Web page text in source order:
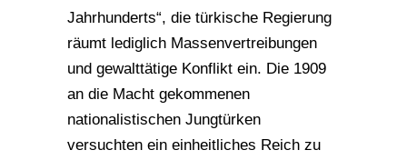
Jahrhunderts“, die türkische Regierung
räumt lediglich Massenvertreibungen
und gewalttätige Konflikt ein. Die 1909
an die Macht gekommenen
nationalistischen Jungtürken
versuchten ein einheitliches Reich zu